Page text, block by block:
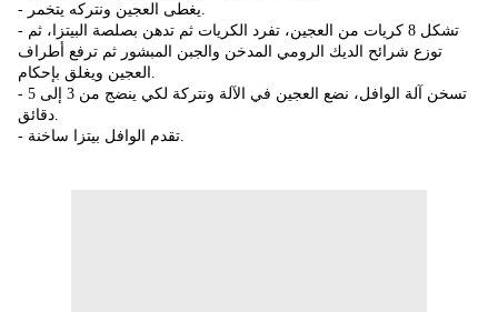
- يغطی العجين ونتركه يتخمر.
- تشكل 8 كريات من العجين، تفرد الكريات ثم تدهن بصلصة البيتزا، ثم
توزع شرائح الديك الرومي المدخن والجبن المبشور ثم ترفع أطراف
العجين ويغلق بإحكام.
- تسخن آلة الوافل، نضع العجين في اﻵلة ونتركة لكي ينضج من 3 إلی 5
دقائق.
- تقدم الوافل بيتزا ساخنة.